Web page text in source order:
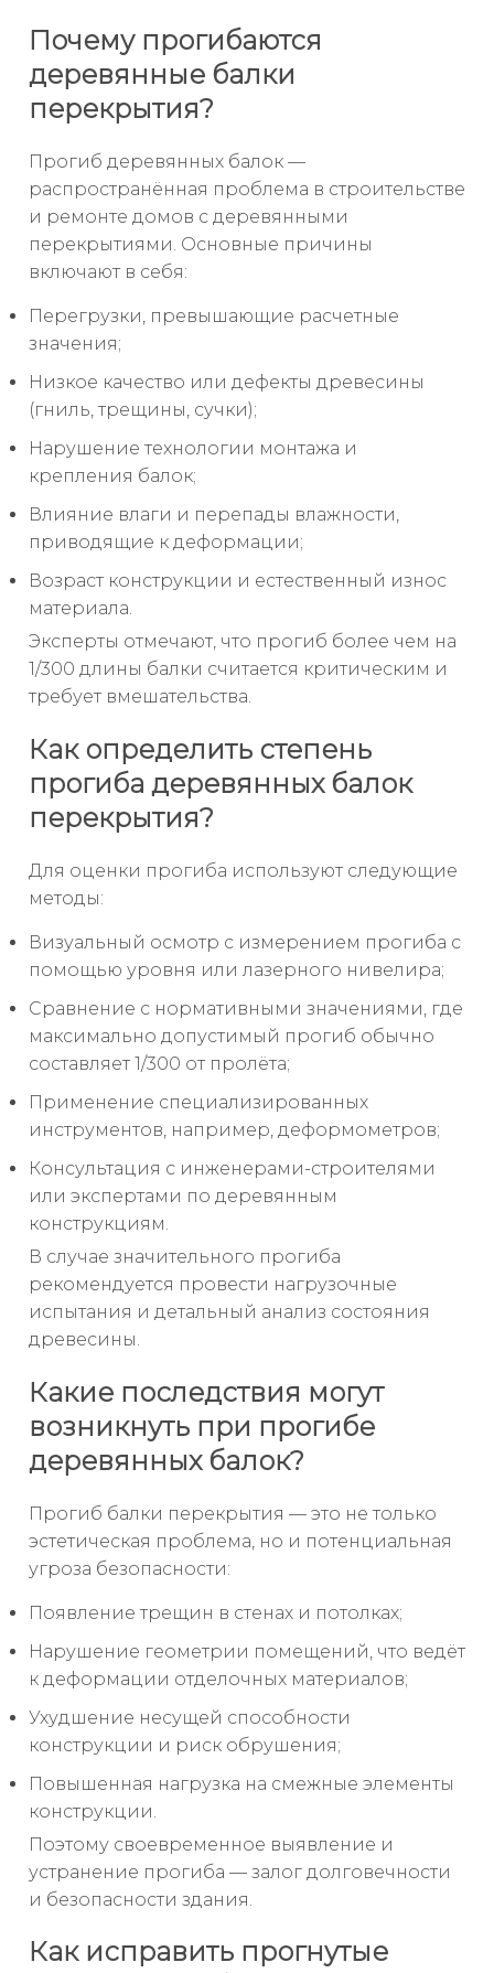
Почему прогибаются
деревянные балки
перекрытия?
Прогиб деревянных балок —
распространённая проблема в строительстве
и ремонте домов с деревянными
перекрытиями. Основные причины
включают в себя:
Перегрузки, превышающие расчетные
значения;
Низкое качество или дефекты древесины
(гниль, трещины, сучки);
Нарушение технологии монтажа и
крепления балок;
Влияние влаги и перепады влажности,
приводящие к деформации;
Возраст конструкции и естественный износ
материала.
Эксперты отмечают, что прогиб более чем на
1/300 длины балки считается критическим и
требует вмешательства.
Как определить степень
прогиба деревянных балок
перекрытия?
Для оценки прогиба используют следующие
методы:
Визуальный осмотр с измерением прогиба с
помощью уровня или лазерного нивелира;
Сравнение с нормативными значениями, где
максимально допустимый прогиб обычно
составляет 1/300 от пролёта;
Применение специализированных
инструментов, например, деформометров;
Консультация с инженерами-строителями
или экспертами по деревянным
конструкциям.
В случае значительного прогиба
рекомендуется провести нагрузочные
испытания и детальный анализ состояния
древесины.
Какие последствия могут
возникнуть при прогибе
деревянных балок?
Прогиб балки перекрытия — это не только
эстетическая проблема, но и потенциальная
угроза безопасности:
Появление трещин в стенах и потолках;
Нарушение геометрии помещений, что ведёт
к деформации отделочных материалов;
Ухудшение несущей способности
конструкции и риск обрушения;
Повышенная нагрузка на смежные элементы
конструкции.
Поэтому своевременное выявление и
устранение прогиба — залог долговечности
и безопасности здания.
Как исправить прогнутые